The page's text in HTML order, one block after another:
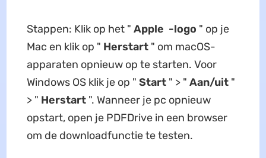
Stappen: Klik op het " Apple -logo " op je
Mac en klik op " Herstart" om macOS-
apparaten opnieuw op te starten. Voor
Windows OS klik je op " Start" > " Aan/uit"
> " Herstart". Wanneer je pc opnieuw
opstart, open je PDFDrive in een browser
om de downloadfunctie te testen.